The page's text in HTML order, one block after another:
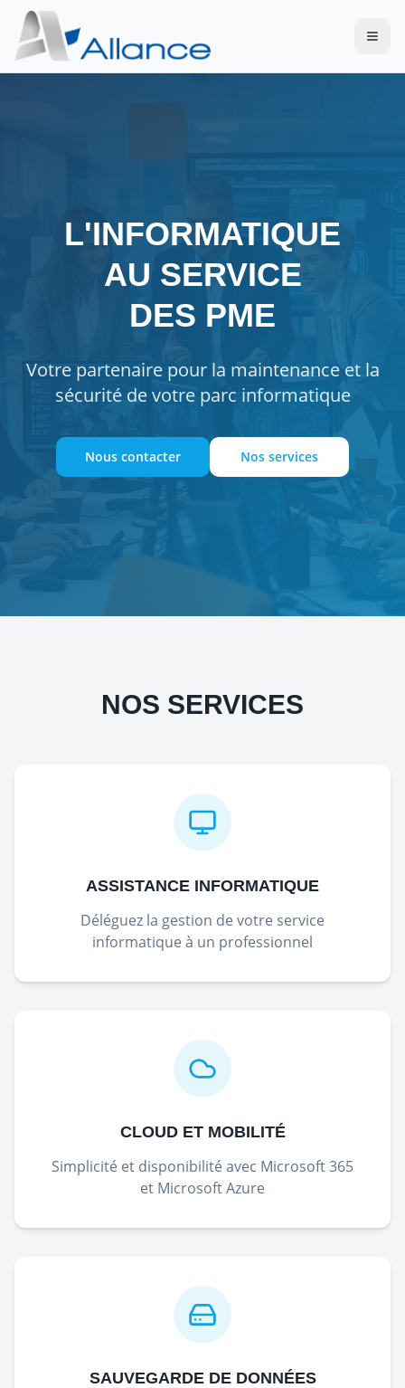
L'INFORMATIQUE
AU SERVICE
DES PME
Votre partenaire pour la maintenance et la
sécurité de votre parc informatique
Nous contacter Nos services
NOS SERVICES
ASSISTANCE INFORMATIQUE
Déléguez la gestion de votre service
informatique à un professionnel
CLOUD ET MOBILITÉ
Simplicité et disponibilité avec Microsoft 365
et Microsoft Azure
SAUVEGARDE DE DONNÉES